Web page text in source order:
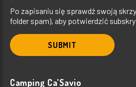
Po zapisaniu się sprawdź swoją
folder spam), aby potwierdzić
SUBMIT
Camping Ca’Savio